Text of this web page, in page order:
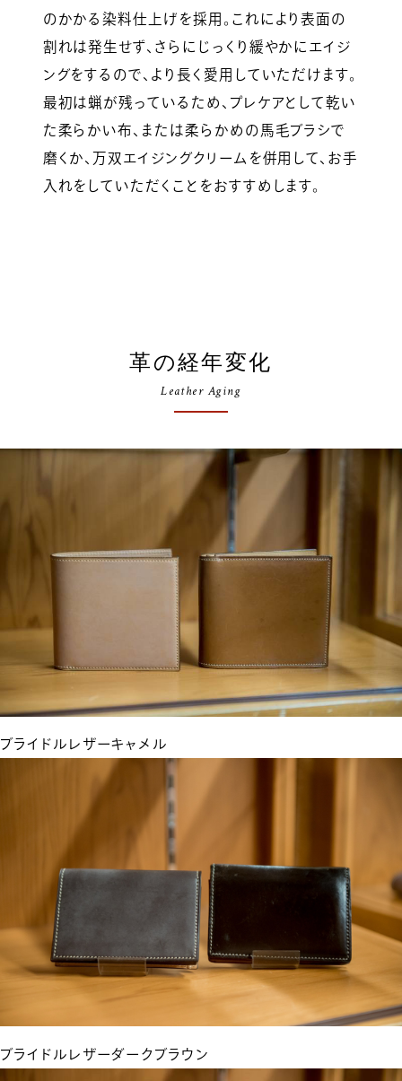
のかかる染料仕上げを採用。これにより表面の
割れは発生せず、さらにじっくり緩やかにエイジ
ングをするので、より長く愛用していただけます。
最初は蝋が残っているため、プレケアとして乾い
た柔らかい布、または柔らかめの馬毛ブラシで
磨くか、万双エイジングクリームを併用して、お手
入れをしていただくことをおすすめします。
革の経年変化
Leather Aging
ブライドルレザーキャメル
ブライドルレザーダークブラウン